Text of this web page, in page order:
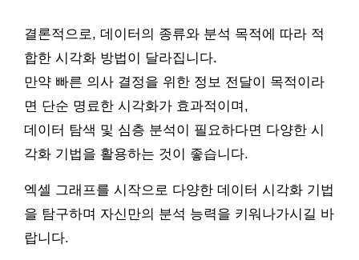
결론적으로, 데이터의 종류와 분석 목적에 따라 적
합한 시각화 방법이 달라집니다.
만약 빠른 의사 결정을 위한 정보 전달이 목적이라
면 단순 명료한 시각화가 효과적이며,
데이터 탐색 및 심층 분석이 필요하다면 다양한 시
각화 기법을 활용하는 것이 좋습니다.
엑셀 그래프를 시작으로 다양한 데이터 시각화 기법
을 탐구하며 자신만의 분석 능력을 키워나가시길 바
랍니다.